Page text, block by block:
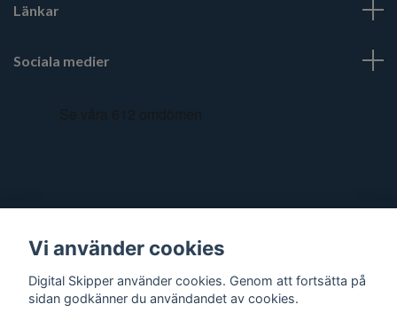
Länkar
Sociala medier
Vi använder cookies
Digital Skipper använder cookies. Genom att fortsätta på
sidan godkänner du användandet av cookies.